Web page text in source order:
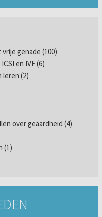
genade (100)
en IVF (6)
leren (2)
over geaardheid (4)
(1)